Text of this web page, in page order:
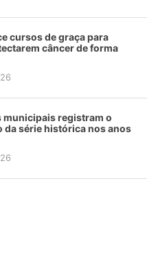
cursos de graça para
câncer de forma
municipais registram o
da série histórica nos anos